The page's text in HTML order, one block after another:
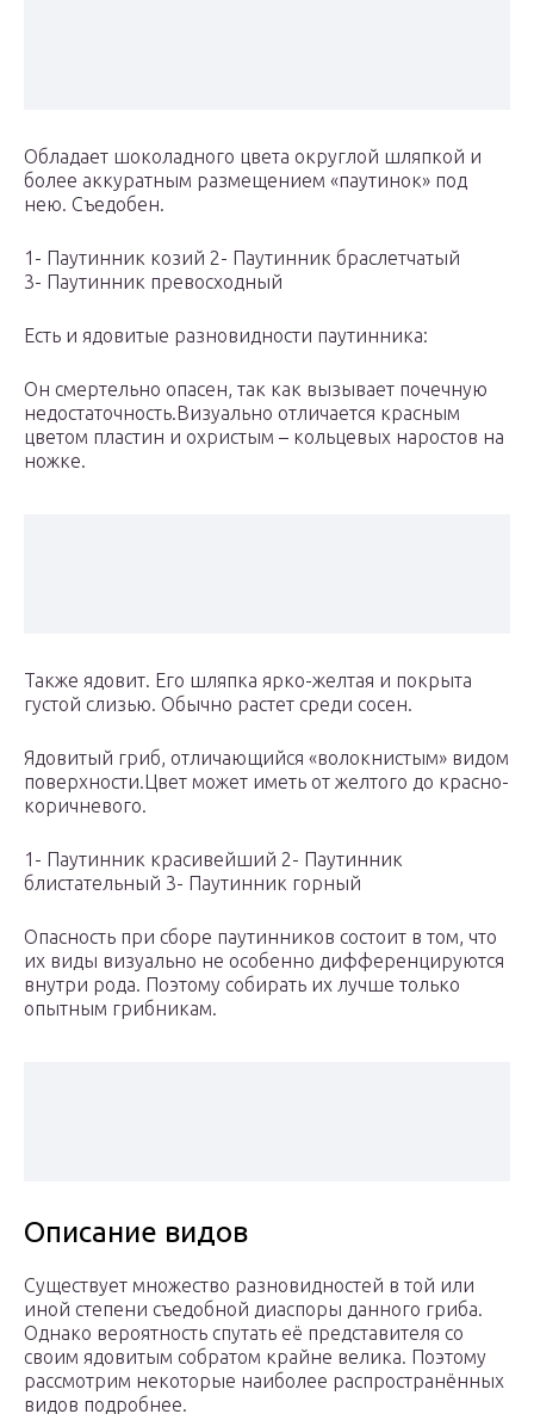
Обладает шоколадного цвета округлой шляпкой и
более аккуратным размещением «паутинок» под
нею. Съедобен.
1- Паутинник козий 2- Паутинник браслетчатый
3- Паутинник превосходный
Есть и ядовитые разновидности паутинника:
Он смертельно опасен, так как вызывает почечную
недостаточность.Визуально отличается красным
цветом пластин и охристым – кольцевых наростов на
ножке.
Также ядовит. Его шляпка ярко-желтая и покрыта
густой слизью. Обычно растет среди сосен.
Ядовитый гриб, отличающийся «волокнистым» видом
поверхности.Цвет может иметь от желтого до красно-
коричневого.
1- Паутинник красивейший 2- Паутинник
блистательный 3- Паутинник горный
Опасность при сборе паутинников состоит в том, что
их виды визуально не особенно дифференцируются
внутри рода. Поэтому собирать их лучше только
опытным грибникам.
Описание видов
Существует множество разновидностей в той или
иной степени съедобной диаспоры данного гриба.
Однако вероятность спутать её представителя со
своим ядовитым собратом крайне велика. Поэтому
рассмотрим некоторые наиболее распространённых
видов подробнее.